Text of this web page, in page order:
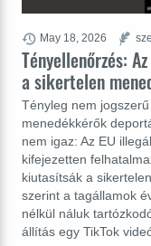
Tényellenőrzés:
a sikertelen
Tényleg nem
menedékkérők
nem igaz: Az EU
kifejezetten
kiutasítsák a
szerint a tagállamok
nélkül náluk
állítás egy TikTok
May 18, 2026